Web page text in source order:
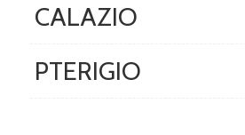
CALAZIO
PTERIGIO